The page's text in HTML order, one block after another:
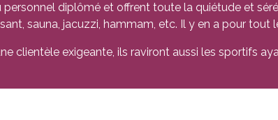
diplômé et offrent toute la quiétude et
sauna, jacuzzi, hammam, etc. Il y en a pour tout
clientèle exigeante, ils raviront aussi les sportifs